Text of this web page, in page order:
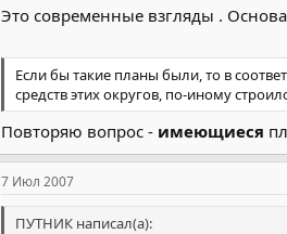
Это современные взгляды .
Если бы такие планы были, то в
средств этих округов, по-иному
Повторяю вопрос - имеющиеся
7 Июл 2007
ПУТНИК написал(а):